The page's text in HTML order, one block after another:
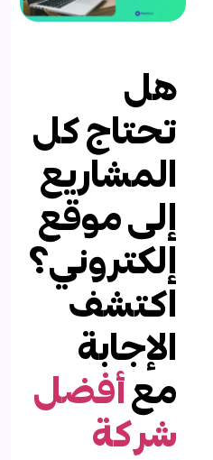
هل
تحتاج كل
المشاريع
إلى موقع
إلكتروني؟
اكتشف
الإجابة
معأفضل
شركة